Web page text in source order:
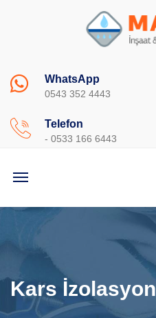
WhatsApp
0543 352 4443
Telefon
- 0533 166 6443
Kars İzolasyon